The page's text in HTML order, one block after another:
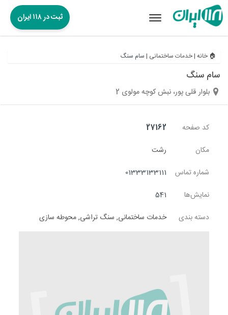
Toggle
ثبت در ۱۱۸ ایران
🏠 خانه |خدمات ساختمانی | سام سنگ
سام سنگ
بلوار قلی پور، نبش کوچه مولوی 2
کد صفحه
27162
مکان
رشت
شماره تماس
01333133111
نمایش‌ها
541
دسته بندی
خدمات ساختمانی, سنگ تراشی,محوطه سازی